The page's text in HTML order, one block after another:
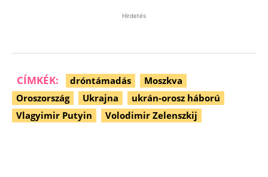
Hirdetés
CÍMKÉK: dróntámadás
Moszkva
Oroszország
Ukrajna
ukrán-orosz háború
Vlagyimir Putyin
Volodimir Zelenszkij